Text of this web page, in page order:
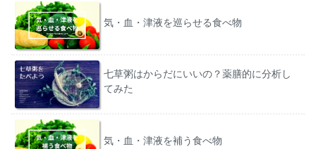
気・血・津液を巡らせる食べ物
七草粥はからだにいいの？薬膳的に分析し
てみた
気・血・津液を補う食べ物